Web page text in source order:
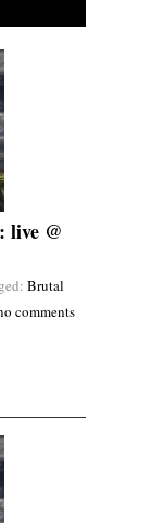
live @
Brutal
comments